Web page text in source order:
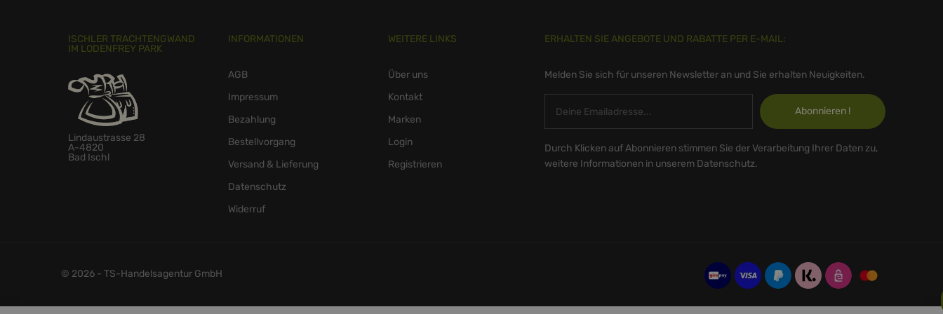
ISCHLER TRACHTENGWAND
IM LODENFREY PARK
Lindaustrasse 28
A-4820
Bad Ischl
INFORMATIONEN
AGB
Impressum
Bezahlung
Bestellvorgang
Versand & Lieferung
Datenschutz
Widerruf
WEITERE LINKS
Über uns
Kontakt
Marken
Login
Registrieren
ERHALTEN SIE ANGEBOTE UND RABATTE PER E-MAIL:
Melden Sie sich für unseren Newsletter an und Sie erhalten Neuigkeiten.
Abonnieren !
Durch Klicken auf Abonnieren stimmen Sie der Verarbeitung Ihrer Daten zu,
weitere Informationen in unserem Datenschutz.
© 2026 - TS-Handelsagentur GmbH